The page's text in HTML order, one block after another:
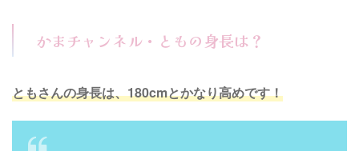
かまチャンネル・ともの身長は？
ともさんの身長は、180cmとかなり高めです！